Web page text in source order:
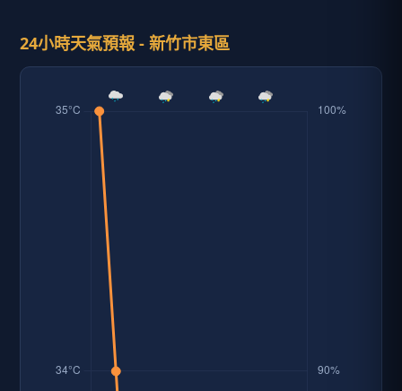
24小時天氣預報 - 新竹市東區